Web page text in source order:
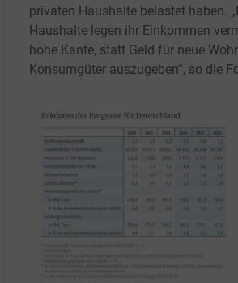
privaten Haushalte belastet haben.
Haushalte legen ihr Einkommen
hohe Kante, statt Geld für neue
Konsumgüter auszugeben“, so die